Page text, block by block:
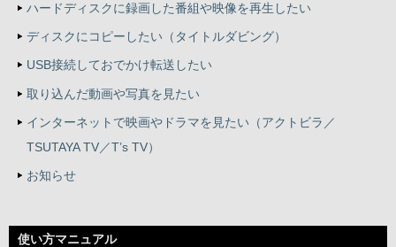
ハードディスクに録画した番組や映像を再生したい
ディスクにコピーしたい（タイトルダビング）
USB接続しておでかけ転送したい
取り込んだ動画や写真を見たい
インターネットで映画やドラマを見たい（アクトビラ／
TSUTAYA TV／T’s TV）
お知らせ
使い方マニュアル